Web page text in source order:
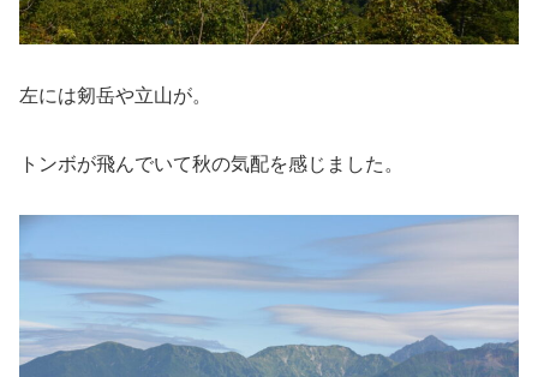
左には剱岳や立山が。
トンボが飛んでいて秋の気配を感じました。